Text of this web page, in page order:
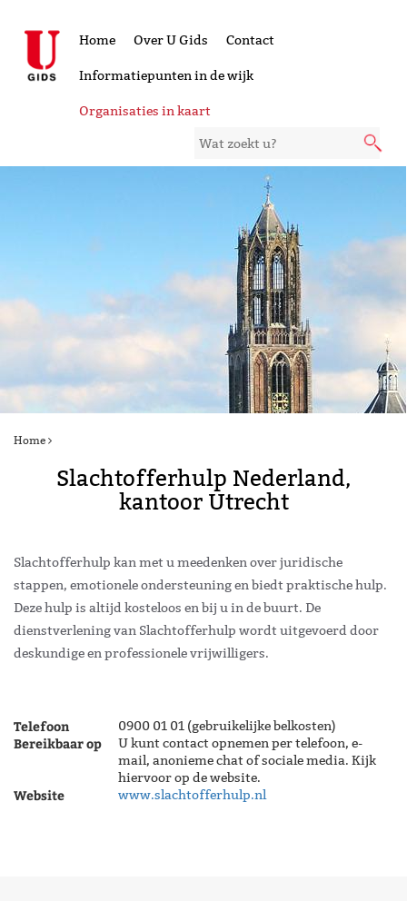
Home Over U Gids Contact
Informatiepunten in de wijk
Organisaties in kaart
Home
Slachtofferhulp Nederland,
kantoor Utrecht
Slachtofferhulp kan met u meedenken over juridische
stappen, emotionele ondersteuning en biedt praktische hulp.
Deze hulp is altijd kosteloos en bij u in de buurt. De
dienstverlening van Slachtofferhulp wordt uitgevoerd door
deskundige en professionele vrijwilligers.
Telefoon 0900 01 01 (gebruikelijke belkosten)
Bereikbaar op
U kunt contact opnemen per telefoon, e-
mail, anonieme chat of sociale media. Kijk
hiervoor op de website.
Website www.slachtofferhulp.nl